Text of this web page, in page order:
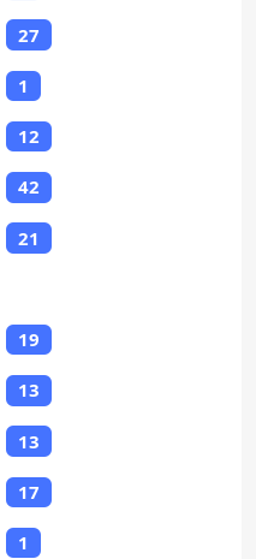
27
1
12
42
21
19
13
13
17
1